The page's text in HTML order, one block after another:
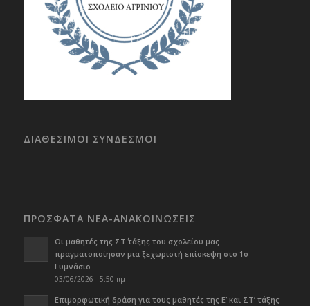
ΔΙΑΘΕΣΙΜΟΙ ΣΥΝΔΕΣΜΟΙ
ΠΡΟΣΦΑΤΑ ΝΕΑ-ΑΝΑΚΟΙΝΩΣΕΙΣ
Οι μαθητές της ΣΤ΄ τάξης του σχολείου μας
πραγματοποίησαν μια ξεχωριστή επίσκεψη στο 1ο
Γυμνάσιο.
03/06/2026 - 5:50 πμ
Επιμορφωτική δράση για τους μαθητές της Ε’ και ΣΤ’ τάξης